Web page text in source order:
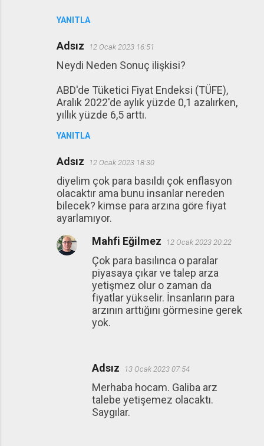
YANITLA
Adsız 12 Ocak 2023 16:51
Neydi Neden Sonuç ilişkisi?
ABD'de Tüketici Fiyat Endeksi (TÜFE),
Aralık 2022'de aylık yüzde 0,1 azalırken,
yıllık yüzde 6,5 arttı.
YANITLA
Adsız 12 Ocak 2023 18:30
diyelim çok para basıldı çok enflasyon
olacaktır ama bunu insanlar nereden
bilecek? kimse para arzına göre fiyat
ayarlamıyor.
Mahfi Eğilmez
12 Ocak 2023 20:22
Çok para basılınca o paralar
piyasaya çıkar ve talep arza
yetişmez olur o zaman da
fiyatlar yükselir. İnsanların para
arzının arttığını görmesine gerek
yok.
Adsız 13 Ocak 2023 07:54
Merhaba hocam. Galiba arz
talebe yetişemez olacaktı.
Saygılar.